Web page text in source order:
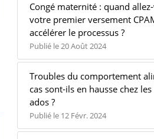
Congé maternité : quand
votre premier versement
accélérer le processus ?
Publié le 20 Août 2024
Troubles du comportement
cas sont-ils en hausse chez
ados ?
Publié le 12 Févr. 2024